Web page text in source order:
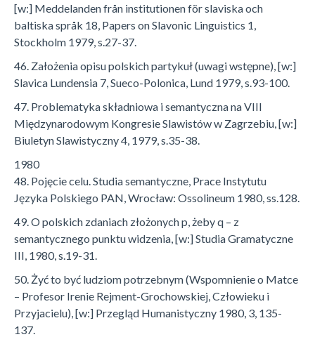
[w:] Meddelanden från institutionen för slaviska och
baltiska språk 18, Papers on Slavonic Linguistics 1,
Stockholm 1979, s.27-37.
46. Założenia opisu polskich partykuł (uwagi wstępne), [w:]
Slavica Lundensia 7, Sueco-Polonica, Lund 1979, s.93-100.
47. Problematyka składniowa i semantyczna na VIII
Międzynarodowym Kongresie Slawistów w Zagrzebiu, [w:]
Biuletyn Slawistyczny 4, 1979, s.35-38.
1980
48. Pojęcie celu. Studia semantyczne, Prace Instytutu
Języka Polskiego PAN, Wrocław: Ossolineum 1980, ss.128.
49. O polskich zdaniach złożonych p, żeby q – z
semantycznego punktu widzenia, [w:] Studia Gramatyczne
III, 1980, s.19-31.
50. Żyć to być ludziom potrzebnym (Wspomnienie o Matce
– Profesor Irenie Rejment-Grochowskiej, Człowieku i
Przyjacielu), [w:] Przegląd Humanistyczny 1980, 3, 135-
137.